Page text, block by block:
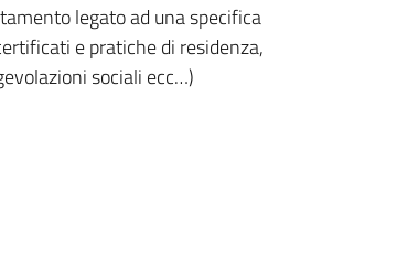
legato ad una specifica
e pratiche di residenza,
sociali ecc…)